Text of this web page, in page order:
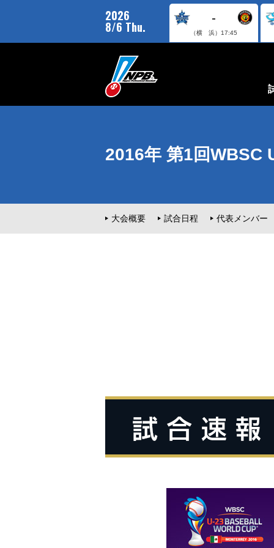
2026
8/6 Thu.
-
（横 浜） 17:45
2016年 第1回WBSC
大会概要 試合日程 代表メンバー